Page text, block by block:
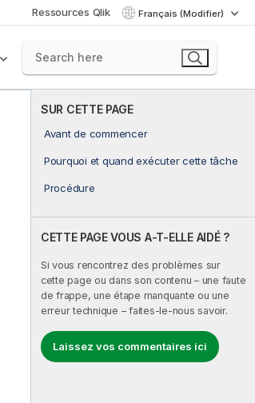
Ressources Qlik Français (Modifier)
SUR CETTE PAGE
Avant de commencer
Pourquoi et quand exécuter cette tâche
Procédure
CETTE PAGE VOUS A-T-ELLE AIDÉ ?
Si vous rencontrez des problèmes sur
cette page ou dans son contenu – une faute
de frappe, une étape manquante ou une
erreur technique – faites-le-nous savoir.
Laissez vos commentaires ici